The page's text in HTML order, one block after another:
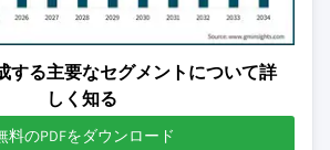
する主要なセグメントについて詳
しく知る
料のPDFをダウンロード